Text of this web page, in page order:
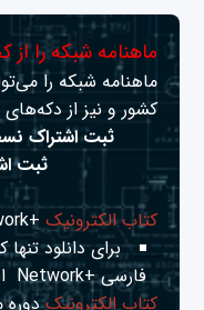
ماهنامه شبکه را از
ماهنامه شبکه را
کشور و نیز از دکه‌های
ثبت اشتراک
ثبت
کتاب الکترونیک+Network راهنمای شبکه‌ها
برای دانلود
فارسی +Network
کتاب الکترونیکدوره